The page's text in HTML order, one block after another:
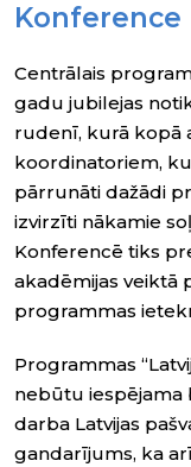
Konference
Centrālais
gadu jubilejas
rudenī, kurā kopā
koordinatoriem,
pārrunāti dažādi
izvirzīti nākamie
Konferencē tiks
akadēmijas veiktā
programmas
Programmas
nebūtu
darba Latvijas
gandarījums, ka